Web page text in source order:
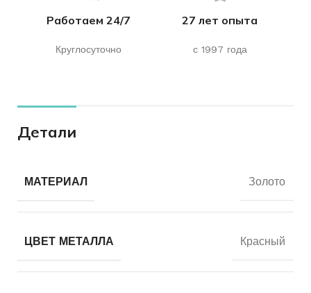
Работаем 24/7
Круглосуточно
27 лет опыта
с 1997 года
Детали
МАТЕРИАЛ Золото
ЦВЕТ МЕТАЛЛА Красный